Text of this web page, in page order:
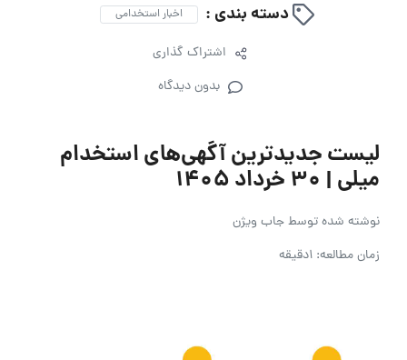
دسته بندی : اخبار استخدامی
اشتراک گذاری
بدون دیدگاه
لیست جدیدترین آگهی‌های استخدام
میلی | ۳۰ خرداد ۱۴۰۵
نوشته شده توسطجاب ویژن
زمان مطالعه: 1دقیقه